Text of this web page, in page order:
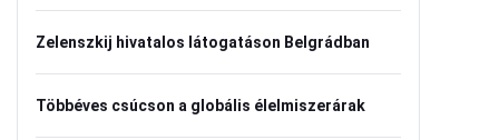
Zelenszkij hivatalos látogatáson Belgrádban
Többéves csúcson a globális élelmiszerárak